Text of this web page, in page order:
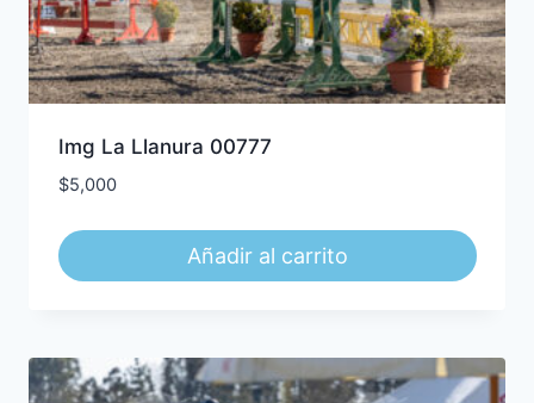
Img La Llanura 00777
$5,000
Añadir al carrito